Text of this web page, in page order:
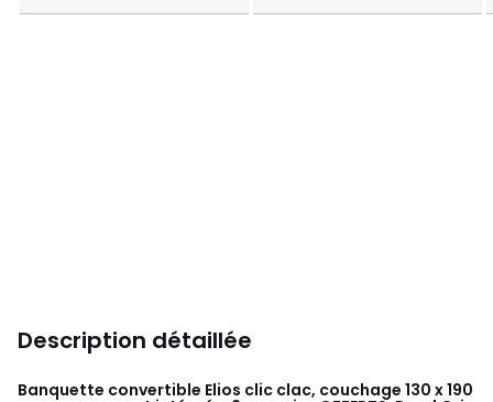
Description détaillée
Banquette convertible Elios clic clac, couchage 130 x 190